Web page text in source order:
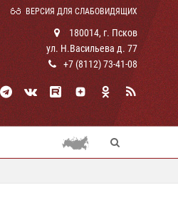
ВЕРСИЯ ДЛЯ СЛАБОВИДЯЩИХ
180014, г. Псков
ул. Н.Васильева д. 77
+7 (8112) 73-41-08